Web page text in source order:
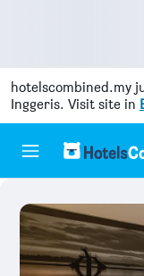
hotelscombined.my
Inggeris. Visit site in